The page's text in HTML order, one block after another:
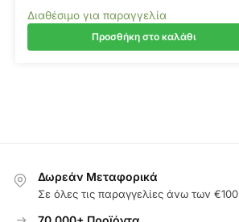
Διαθέσιμο για παραγγελία
Προσθήκη στο καλάθι
Δωρεάν Μεταφορικά
Σε όλες τις παραγγελίες άνω των €100